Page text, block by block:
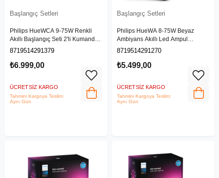
Başlangıç Setleri
Philips HueWCA 9-75W Renkli
Akıllı Başlangıç Seti 2'li Kumandalı
E27 Bluetooth Özellikli
8719514291379
₺6.999,00
ÜCRETSIZ KARGO
Tahmini Kargoya Teslim:
Aynı Gün
Başlangıç Setleri
Philips HueWA 8-75W Beyaz
Ambiyans Akıllı Led Ampul
Başlangıç Seti 3'lü, Akıllı Butonlu,
8719514291270
₺5.499,00
ÜCRETSIZ KARGO
Tahmini Kargoya Teslim:
Aynı Gün